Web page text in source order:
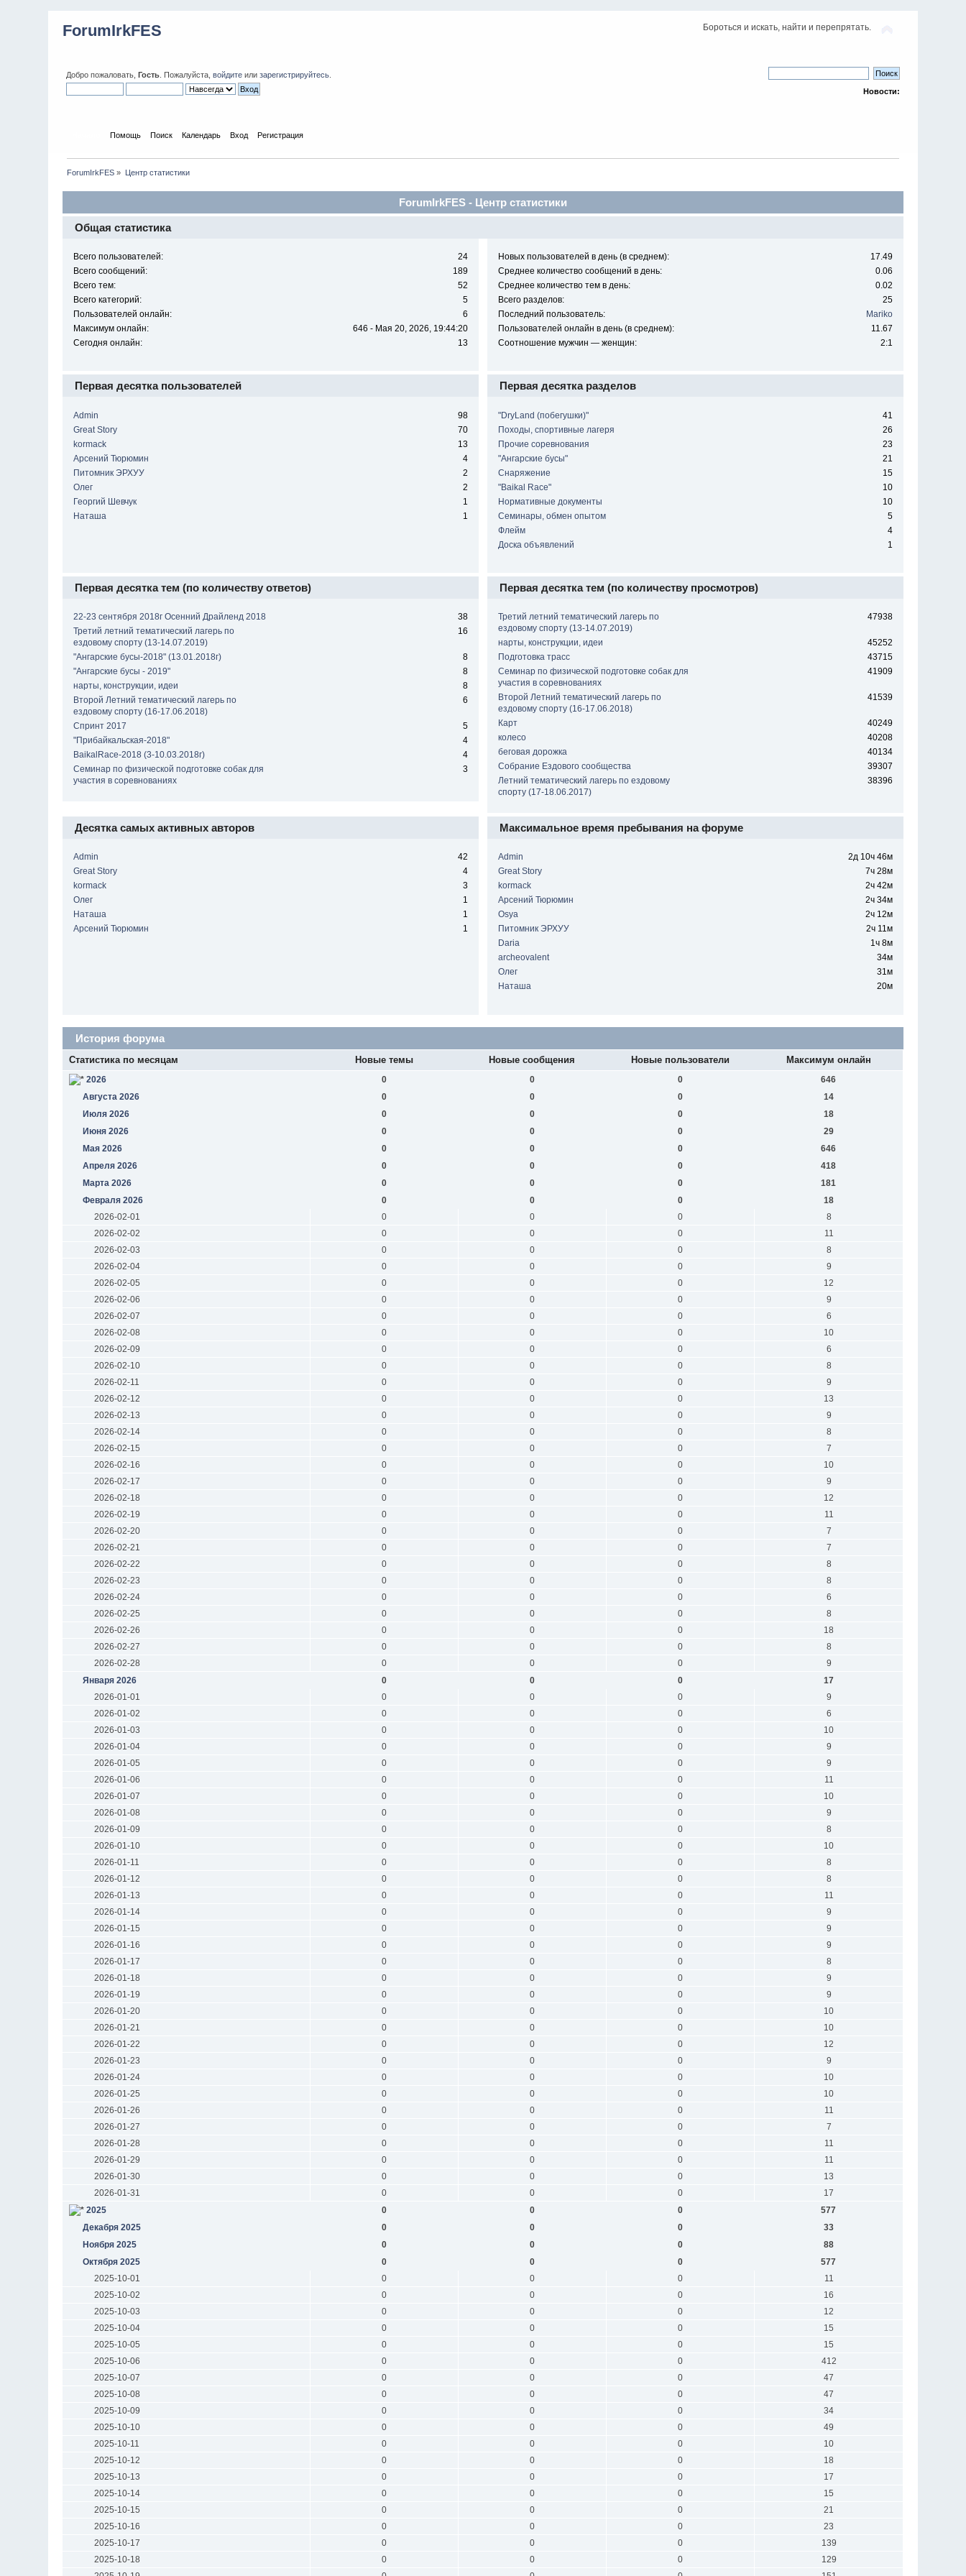
ForumIrkFES Бороться и искать, найти и перепрятать.
Добро пожаловать,Гость . Пожалуйста,войдите илизарегистрируйтесь
Новости:
Помощь Поиск Календарь Вход Регистрация
ForumIrkFES » Центр статистики
ForumIrkFES - Центр статистики
Общая статистика
Всего пользователей:
24
Всего сообщений:
189
Всего тем:
52
Всего категорий:
5
Пользователей онлайн:
6
Максимум онлайн:
646 - Мая 20, 2026, 19:44:20
Сегодня онлайн:
13
Новых пользователей в день (в среднем):
17.49
Среднее количество сообщений в день:
0.06
Среднее количество тем в день:
0.02
Всего разделов:
25
Последний пользователь:
Mariko
Пользователей онлайн в день (в среднем):
11.67
Соотношение мужчин — женщин:
2:1
Первая десятка пользователей
Admin
98
Great Story
70
kormack
13
Арсений Тюрюмин
4
Питомник ЭРХУУ
2
Олег
2
Георгий Шевчук
1
Наташа
1
Первая десятка разделов
"DryLand (побегушки)"
41
Походы, спортивные лагеря
26
Прочие соревнования
23
"Ангарские бусы"
21
Снаряжение
15
"Baikal Race"
10
Нормативные документы
10
Cеминары, обмен опытом
5
Флейм
4
Доска объявлений
1
Первая десятка тем (по количеству ответов)
22-23 сентября 2018г Осенний Драйленд 2018
38
Третий летний тематический лагерь по
ездовому спорту (13-14.07.2019)
16
"Ангарские бусы-2018" (13.01.2018г)
8
"Ангарские бусы - 2019"
8
нарты, конструкции, идеи
8
Второй Летний тематический лагерь по
ездовому спорту (16-17.06.2018)
6
Спринт 2017
5
"Прибайкальская-2018"
4
BaikalRace-2018 (3-10.03.2018г)
4
Семинар по физической подготовке собак для
участия в соревнованиях
3
Первая десятка тем (по количеству просмотров)
Третий летний тематический лагерь по
ездовому спорту (13-14.07.2019)
47938
нарты, конструкции, идеи
45252
Подготовка трасс
43715
Семинар по физической подготовке собак для
участия в соревнованиях
41909
Второй Летний тематический лагерь по
ездовому спорту (16-17.06.2018)
41539
Карт
40249
колесо
40208
беговая дорожка
40134
Собрание Ездового сообщества
39307
Летний тематический лагерь по ездовому
спорту (17-18.06.2017)
38396
Десятка самых активных авторов
Admin
42
Great Story
4
kormack
3
Олег
1
Наташа
1
Арсений Тюрюмин
1
Максимальное время пребывания на форуме
Admin
2д 10ч 46м
Great Story
7ч 28м
kormack
2ч 42м
Арсений Тюрюмин
2ч 34м
Osya
2ч 12м
Питомник ЭРХУУ
2ч 11м
Daria
1ч 8м
archeovalent
34м
Олег
31м
Наташа
20м
История форума
Статистика по месяцам Новые темы Новые сообщения Новые пользователи Максимум онлайн
2026 0 0 0
646
Августа 2026
0 0 0
14
Июля 2026
0 0 0
18
Июня 2026
0 0 0
29
Мая 2026
0 0 0
646
Апреля 2026
0 0 0
418
Марта 2026
0 0 0
181
Февраля 2026
0 0 0
18
2026-02-01
0 0 0
8
2026-02-02
0 0 0
11
2026-02-03
0 0 0
8
2026-02-04
0 0 0
9
2026-02-05
0 0 0
12
2026-02-06
0 0 0
9
2026-02-07
0 0 0
6
2026-02-08
0 0 0
10
2026-02-09
0 0 0
6
2026-02-10
0 0 0
8
2026-02-11
0 0 0
9
2026-02-12
0 0 0
13
2026-02-13
0 0 0
9
2026-02-14
0 0 0
8
2026-02-15
0 0 0
7
2026-02-16
0 0 0
10
2026-02-17
0 0 0
9
2026-02-18
0 0 0
12
2026-02-19
0 0 0
11
2026-02-20
0 0 0
7
2026-02-21
0 0 0
7
2026-02-22
0 0 0
8
2026-02-23
0 0 0
8
2026-02-24
0 0 0
6
2026-02-25
0 0 0
8
2026-02-26
0 0 0
18
2026-02-27
0 0 0
8
2026-02-28
0 0 0
9
Января 2026
0 0 0
17
2026-01-01
0 0 0
9
2026-01-02
0 0 0
6
2026-01-03
0 0 0
10
2026-01-04
0 0 0
9
2026-01-05
0 0 0
9
2026-01-06
0 0 0
11
2026-01-07
0 0 0
10
2026-01-08
0 0 0
9
2026-01-09
0 0 0
8
2026-01-10
0 0 0
10
2026-01-11
0 0 0
8
2026-01-12
0 0 0
8
2026-01-13
0 0 0
11
2026-01-14
0 0 0
9
2026-01-15
0 0 0
9
2026-01-16
0 0 0
9
2026-01-17
0 0 0
8
2026-01-18
0 0 0
9
2026-01-19
0 0 0
9
2026-01-20
0 0 0
10
2026-01-21
0 0 0
10
2026-01-22
0 0 0
12
2026-01-23
0 0 0
9
2026-01-24
0 0 0
10
2026-01-25
0 0 0
10
2026-01-26
0 0 0
11
2026-01-27
0 0 0
7
2026-01-28
0 0 0
11
2026-01-29
0 0 0
11
2026-01-30
0 0 0
13
2026-01-31
0 0 0
17
2025
0 0 0
577
Декабря 2025
0 0 0
33
Ноября 2025
0 0 0
88
Октября 2025
0 0 0
577
2025-10-01
0 0 0
11
2025-10-02
0 0 0
16
2025-10-03
0 0 0
12
2025-10-04
0 0 0
15
2025-10-05
0 0 0
15
2025-10-06
0 0 0
412
2025-10-07
0 0 0
47
2025-10-08
0 0 0
47
2025-10-09
0 0 0
34
2025-10-10
0 0 0
49
2025-10-11
0 0 0
10
2025-10-12
0 0 0
18
2025-10-13
0 0 0
17
2025-10-14
0 0 0
15
2025-10-15
0 0 0
21
2025-10-16
0 0 0
23
2025-10-17
0 0 0
139
2025-10-18
0 0 0
129